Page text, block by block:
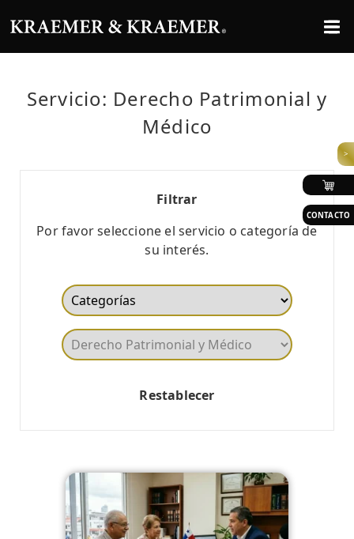
>
CONTACTO
Servicio: Derecho Patrimonial y
Médico
Filtrar
Por favor seleccione el servicio o categoría de
su interés.
Restablecer